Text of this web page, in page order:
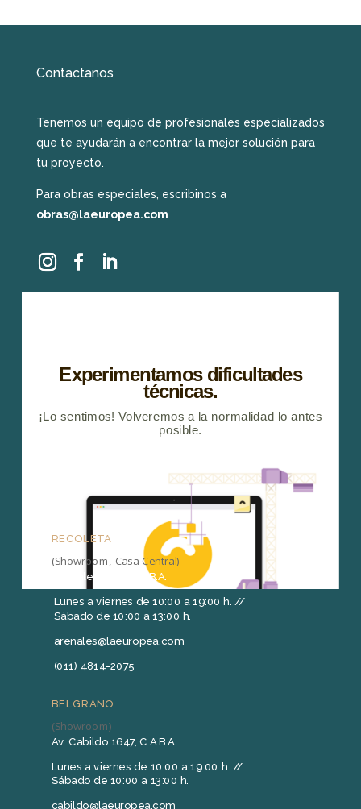
Contactanos
Tenemos un equipo de profesionales especializados
que te ayudarán a encontrar la mejor solución para
tu proyecto.
Para obras especiales, escribinos a
obras@laeuropea.com
RECOLETA
(Showroom, Casa Central)
Arenales 1415, C.A.B.A.
Lunes a viernes de 10:00 a 19:00 h. //
Sábado de 10:00 a 13:00 h.
arenales@laeuropea.com
(011) 4814-2075
BELGRANO
(Showroom)
Av. Cabildo 1647, C.A.B.A.
Lunes a viernes de 10:00 a 19:00 h. //
Sábado de 10:00 a 13:00 h.
cabildo@laeuropea.com